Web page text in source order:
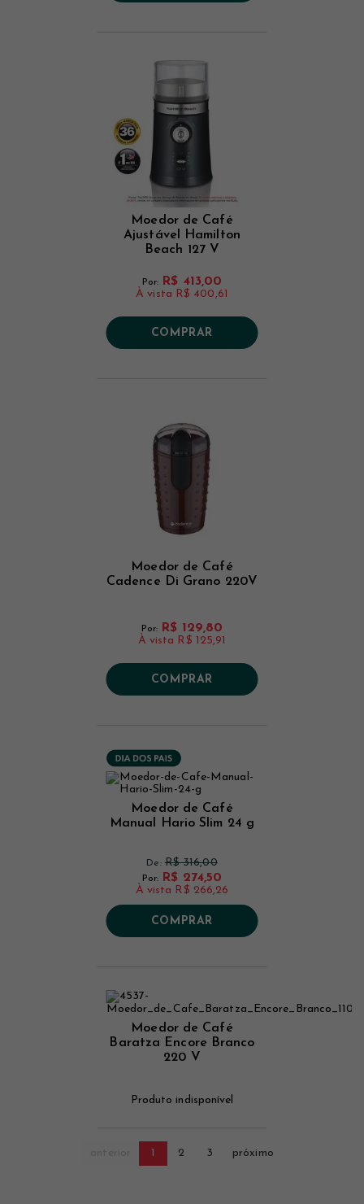
Moedor de Café
Ajustável Hamilton
Beach 127 V
Por: R$ 413,00
À vista R$ 400,61
COMPRAR
Moedor de Café
Cadence Di Grano 220V
Por: R$ 129,80
À vista R$ 125,91
COMPRAR
Moedor de Café
Manual Hario Slim 24 g
De: R$ 316,00
Por: R$ 274,50
À vista R$ 266,26
COMPRAR
Moedor de Café
Baratza Encore Branco
220 V
Produto indisponível
1 2 3 próximo